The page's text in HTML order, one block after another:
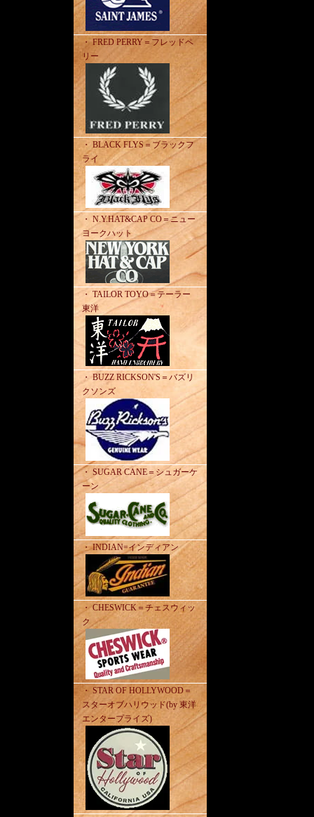
・ FRED PERRY＝フレッドペ
リー
・ BLACK FLYS＝ブラックフ
ライ
・ N.Y.HAT&CAP CO＝ニュー
ヨークハット
・ TAILOR TOYO＝テーラー
東洋
・ BUZZ RICKSON'S＝バズリ
クソンズ
・ SUGAR CANE＝シュガーケ
ーン
・ INDIAN=インディアン
・ CHESWICK＝チェスウィッ
ク
・ STAR OF HOLLYWOOD＝
スターオブハリウッド(by 東洋
エンタープライズ)